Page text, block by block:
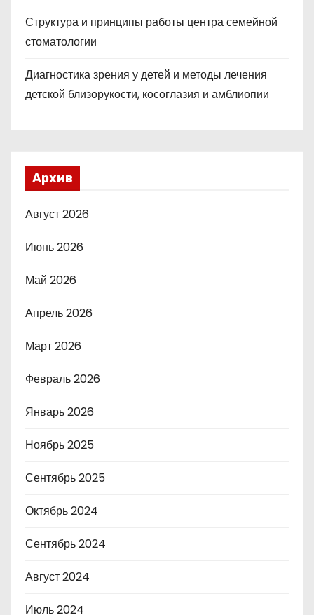
Структура и принципы работы центра семейной
стоматологии
Диагностика зрения у детей и методы лечения
детской близорукости, косоглазия и амблиопии
Архив
Август 2026
Июнь 2026
Май 2026
Апрель 2026
Март 2026
Февраль 2026
Январь 2026
Ноябрь 2025
Сентябрь 2025
Октябрь 2024
Сентябрь 2024
Август 2024
Июль 2024